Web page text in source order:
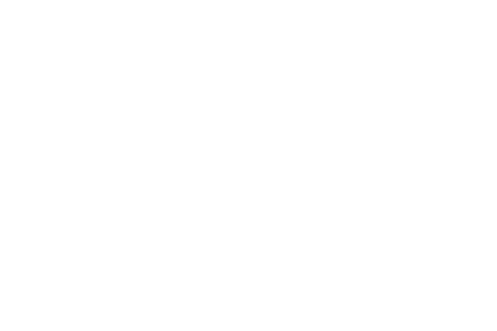
het bedrijfsleven
en dat er
jaren